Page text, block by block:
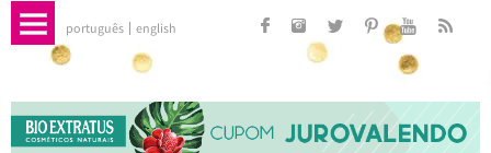
português english